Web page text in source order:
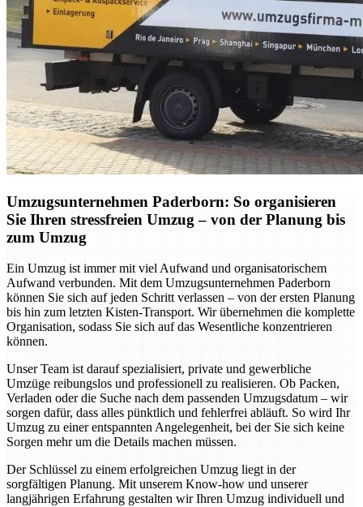
Umzugsunternehmen Paderborn: So organisieren
Sie Ihren stressfreien Umzug – von der Planung bis
zum Umzug
Ein Umzug ist immer mit viel Aufwand und organisatorischem
Aufwand verbunden. Mit dem Umzugsunternehmen Paderborn
können Sie sich auf jeden Schritt verlassen – von der ersten Planung
bis hin zum letzten Kisten-Transport. Wir übernehmen die komplette
Organisation, sodass Sie sich auf das Wesentliche konzentrieren
können.
Unser Team ist darauf spezialisiert, private und gewerbliche
Umzüge reibungslos und professionell zu realisieren. Ob Packen,
Verladen oder die Suche nach dem passenden Umzugsdatum – wir
sorgen dafür, dass alles pünktlich und fehlerfrei abläuft. So wird Ihr
Umzug zu einer entspannten Angelegenheit, bei der Sie sich keine
Sorgen mehr um die Details machen müssen.
Der Schlüssel zu einem erfolgreichen Umzug liegt in der
sorgfältigen Planung. Mit unserem Know-how und unserer
langjährigen Erfahrung gestalten wir Ihren Umzug individuell und